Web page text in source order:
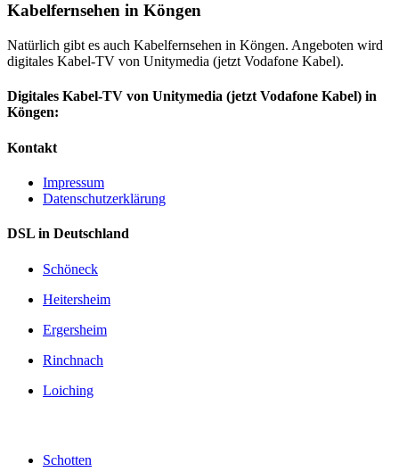
Kabelfernsehen in Köngen
Natürlich gibt es auch Kabelfernsehen in Köngen. Angeboten wird
digitales Kabel-TV von Unitymedia (jetzt Vodafone Kabel).
Digitales Kabel-TV von Unitymedia (jetzt Vodafone Kabel) in
Köngen:
Kontakt
Impressum
Datenschutzerklärung
DSL in Deutschland
Schöneck
Heitersheim
Ergersheim
Rinchnach
Loiching
Schotten